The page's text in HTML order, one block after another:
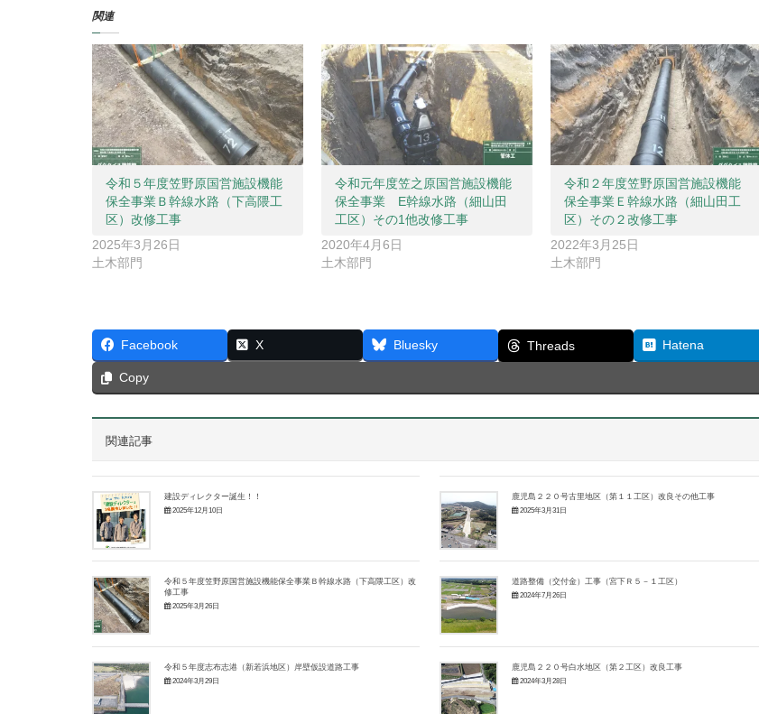
関連
令和５年度笠野原国営施設機能
保全事業Ｂ幹線水路（下高隈工
区）改修工事
2025年3月26日
土木部門
令和元年度笠之原国営施設機能
保全事業 E幹線水路（細山田
工区）その1他改修工事
2020年4月6日
土木部門
令和２年度笠野原国営施設機能
保全事業Ｅ幹線水路（細山田工
区）その２改修工事
2022年3月25日
土木部門
Facebook X Bluesky Threads Hatena
Copy
関連記事
建設ディレクター誕生！！
2025年12月10日
鹿児島２２０号古里地区（第１１工区）改良その他工事
2025年3月31日
令和５年度笠野原国営施設機能保全事業Ｂ幹線水路（下高隈工区）改
修工事
2025年3月26日
道路整備（交付金）工事（宮下Ｒ５－１工区）
2024年7月26日
令和５年度志布志港（新若浜地区）岸壁仮設道路工事
2024年3月29日
鹿児島２２０号白水地区（第２工区）改良工事
2024年3月28日